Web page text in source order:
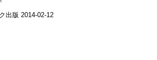
出版 2014-02-12